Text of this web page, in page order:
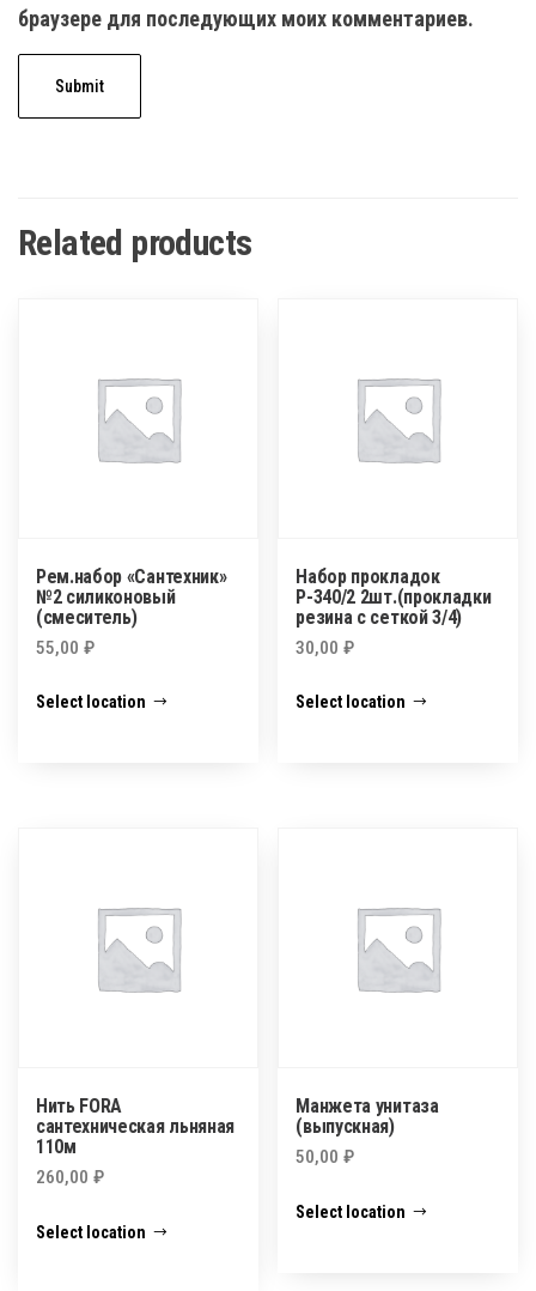
браузере для последующих моих комментариев.
Related products
Рем.набор «Сантехник»
№2 силиконовый
(смеситель)
55,00 ₽
Select location
Набор прокладок
Р-340/2 2шт.(прокладки
резина с сеткой 3/4)
30,00₽
Select location
Нить FORA
сантехническая льняная
110м
260,00 ₽
Select location
Манжета унитаза
(выпускная)
50,00₽
Select location